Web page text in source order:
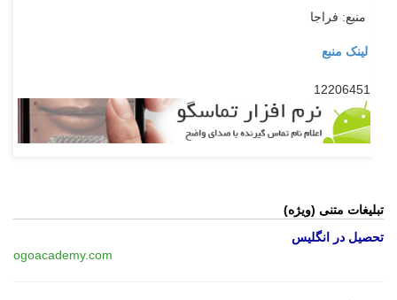
منبع: فراجا
لینک منبع
12206451
تبلیغات متنی (ویژه)
تحصیل در انگلیس
ogoacademy.com